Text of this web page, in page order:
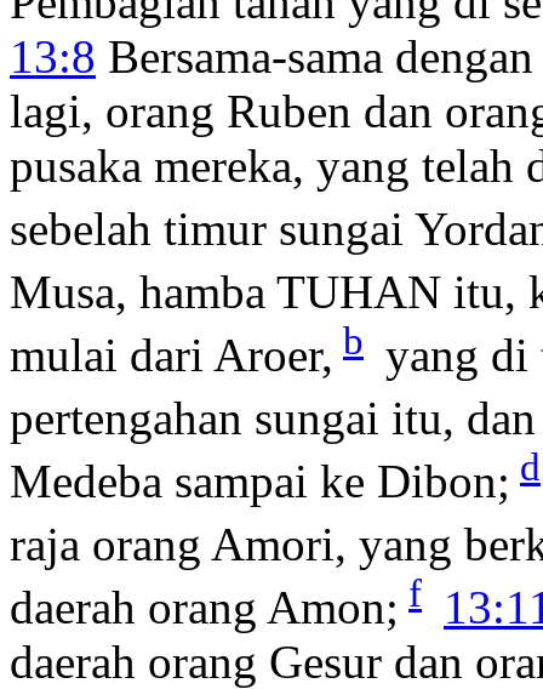
13:8 Bersama-sama
lagi, orang Ruben dan
pusaka mereka, yang telah
sebelah timur sungai
Musa, hamba TUHAN itu,
mulai dari Aroer, b yang di
pertengahan sungai itu,
Medeba sampai ke Dibon; d
raja orang Amori, yang
daerah orang Amon; f
daerah orang Gesur dan